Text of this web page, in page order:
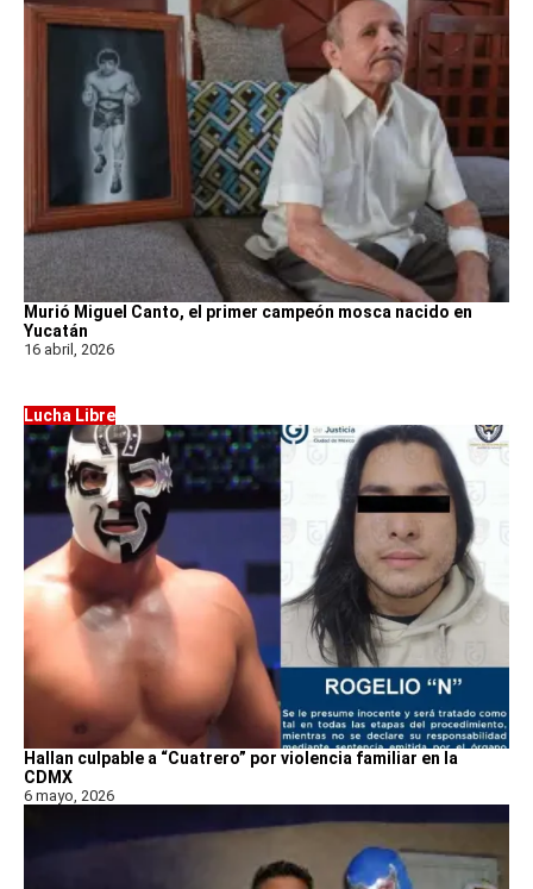
Murió Miguel Canto, el primer campeón mosca nacido en
Yucatán
16 abril, 2026
Lucha Libre
Hallan culpable a “Cuatrero” por violencia familiar en la
CDMX
6 mayo, 2026